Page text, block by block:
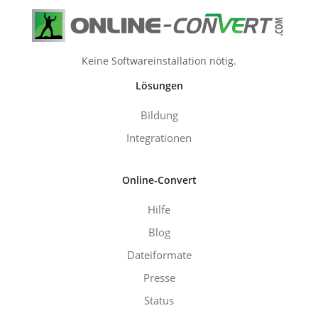
Keine Softwareinstallation nötig.
Lösungen
Bildung
Integrationen
Online-Convert
Hilfe
Blog
Dateiformate
Presse
Status